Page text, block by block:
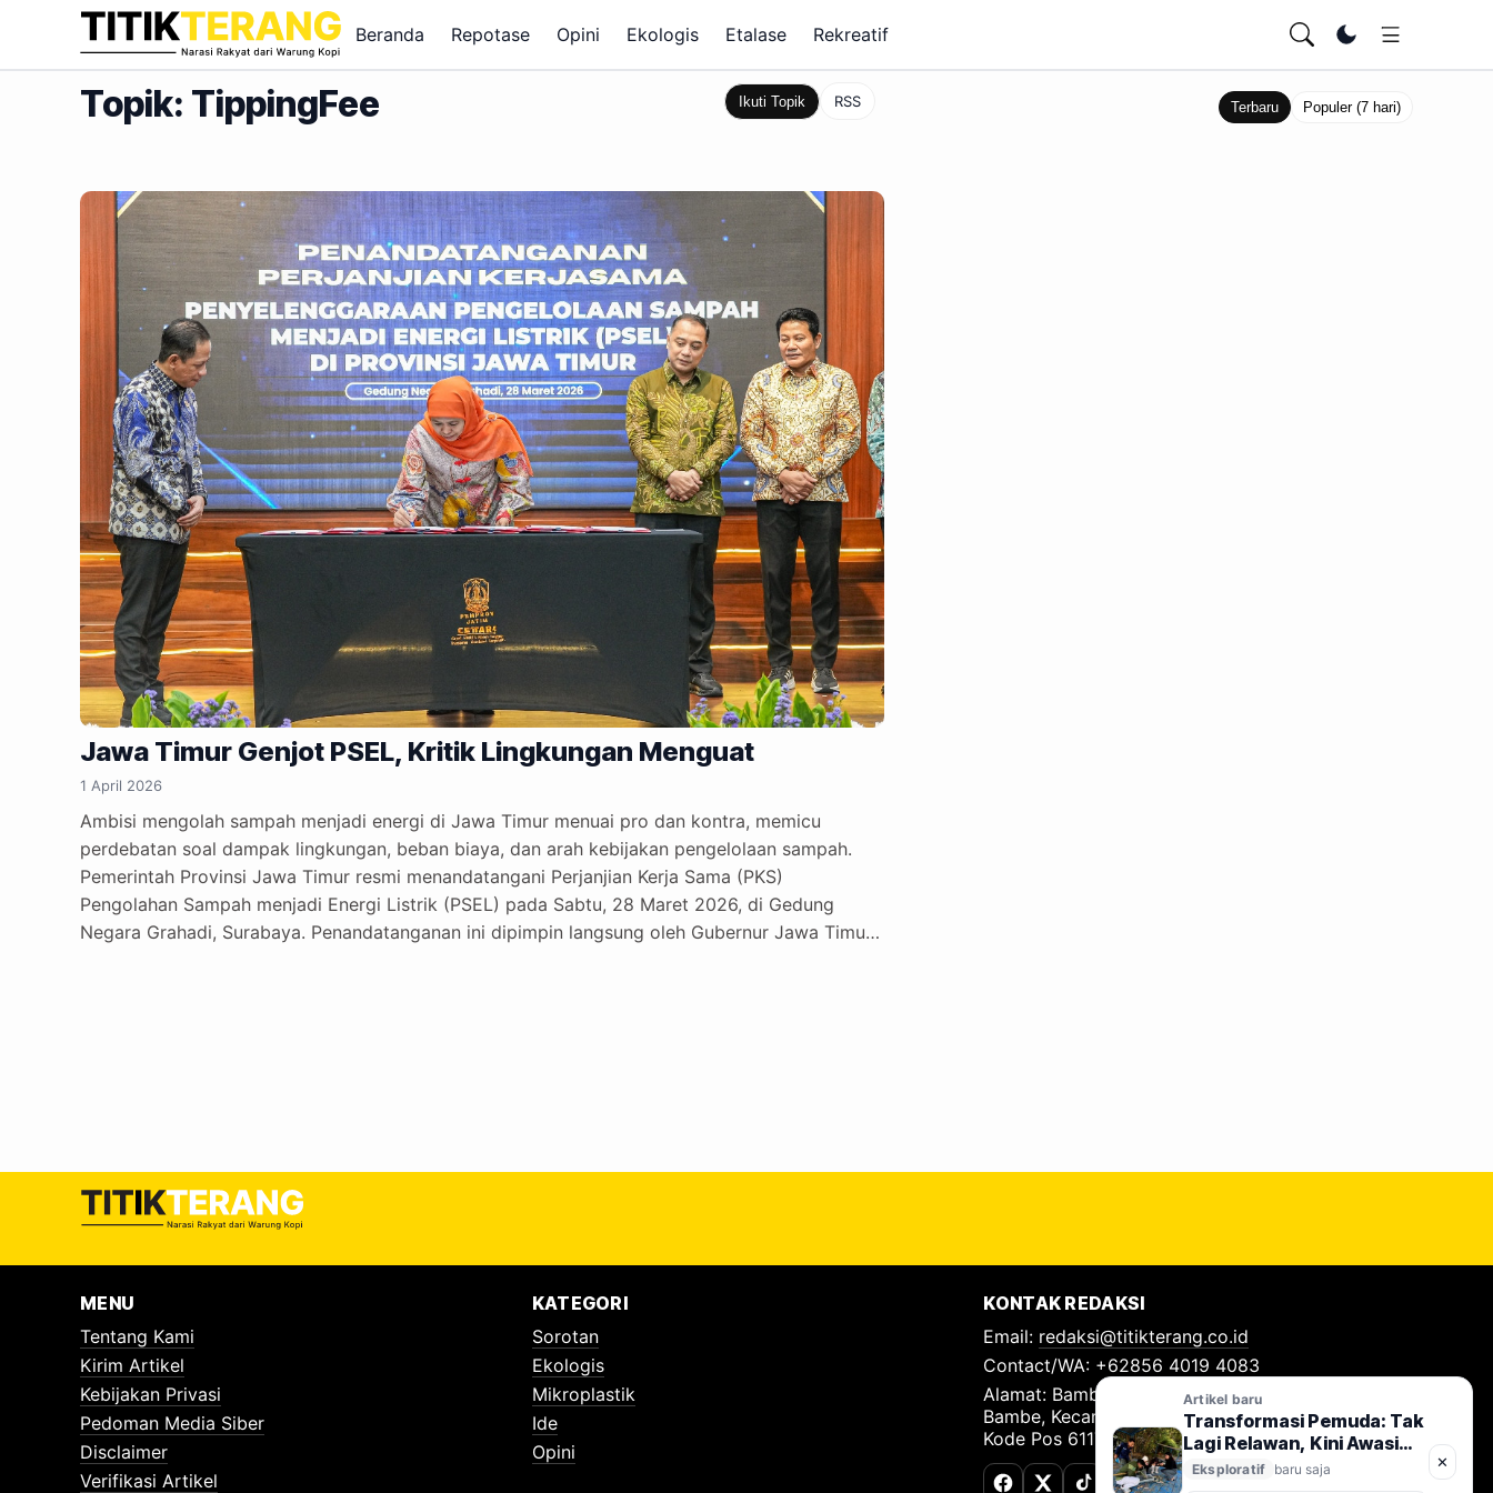
Lewati ke konten
Beranda
Repotase Opini Ekologis Etalase Rekreatif Ubah tema
Topik: TippingFee Ikuti Topik RSS Terbaru Populer (7 hari)
Jawa Timur Genjot PSEL, Kritik Lingkungan Menguat
1 April 2026
Ambisi mengolah sampah menjadi energi di Jawa Timur menuai pro dan kontra, memicu
perdebatan soal dampak lingkungan, beban biaya, dan arah kebijakan pengelolaan sampah.
Pemerintah Provinsi Jawa Timur resmi menandatangani Perjanjian Kerja Sama (PKS)
Pengolahan Sampah menjadi Energi Listrik (PSEL) pada Sabtu, 28 Maret 2026, di Gedung
Negara Grahadi, Surabaya. Penandatanganan ini dipimpin langsung oleh Gubernur Jawa Timur,
MENU
Tentang Kami
Kirim Artikel
Kebijakan Privasi
Pedoman Media Siber
Disclaimer
Verifikasi Artikel
KATEGORI
Sorotan
Ekologis
Mikroplastik
Ide
Opini
KONTAK REDAKSI
Email: redaksi@titikterang.co.id
Contact/WA: +62856 4019 4083
Alamat: Bambe Nomor 115, RT 009 RW 009, Desa
Bambe, Kecamatan Driyorejo, Kabupaten Gresik,
Kode Pos 61177
Artikel baru
Transformasi Pemuda: Tak
Lagi Relawan, Kini Awasi
Sungai
Eksploratif baru saja ✕